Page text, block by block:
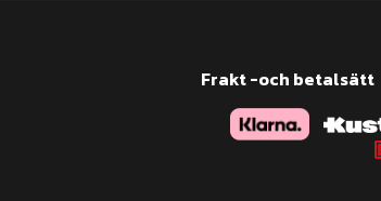
Frakt -och betalsätt